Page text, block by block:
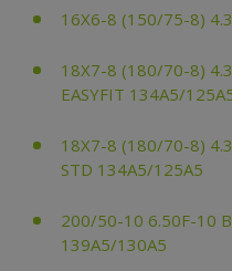
16X6-8 (150/75-8)
18X7-8 (180/70-8)
EASYFIT 134A5/
18X7-8 (180/70-8)
STD 134A5/125A5
200/50-10 6.50F-10
139A5/130A5